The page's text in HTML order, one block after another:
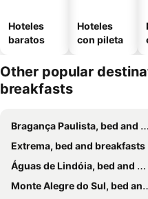
Hoteles
baratos
Hoteles
con pileta
Other popular
breakfasts
Bragança Paulista, bed and breakfasts
Extrema, bed and breakfasts
Águas de Lindóia, bed and breakfasts
Monte Alegre do Sul, bed and breakfasts